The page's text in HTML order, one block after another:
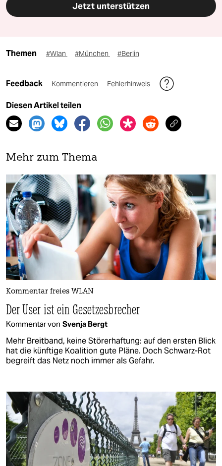
Jetzt unterstützen
Themen #Wlan #München #Berlin
Feedback Kommentieren Fehlerhinweis
Diesen Artikel teilen
Mehr zum Thema
Kommentar freies WLAN
Der User ist ein Gesetzesbrecher
Kommentar von Svenja Bergt
Mehr Breitband, keine Störerhaftung: auf den ersten Blick
hat die künftige Koalition gute Pläne. Doch Schwarz-Rot
begreift das Netz noch immer als Gefahr.